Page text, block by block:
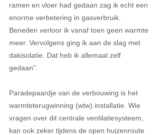
ramen en vloer had gedaan zag ik echt een
enorme verbetering in gasverbruik.
Beneden verloor ik vanaf toen geen warmte
meer. Vervolgens ging ik aan de slag met
dakisolatie. Dat heb ik allemaal zelf
gedaan”.
Paradepaardje van de verbouwing is het
warmteterugwinning (wtw) installatie. Wie
vragen over dit centrale ventilatiesysteem,
kan ook zeker tijdens de open huizenroute